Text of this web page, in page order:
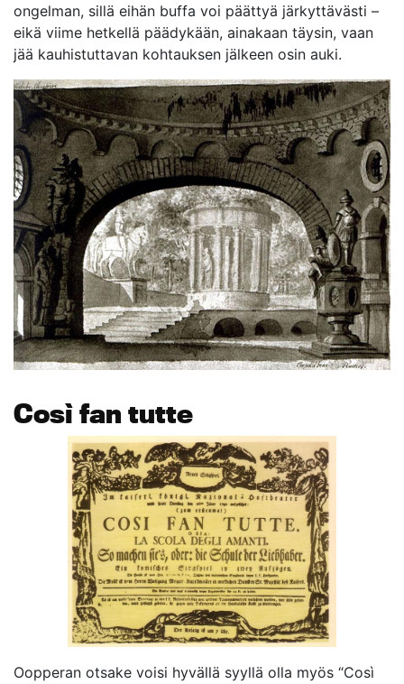
ongelman, sillä eihän buffa voi päättyä järkyttävästi –
eikä viime hetkellä päädykään, ainakaan täysin, vaan
jää kauhistuttavan kohtauksen jälkeen osin auki.
Così fan tutte
Oopperan otsake voisi hyvällä syyllä olla myös “Così